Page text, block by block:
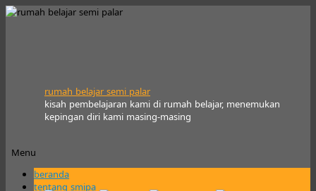
rumah belajar semi palar
kisah pembelajaran kami di rumah belajar, menemukan
kepingan diri kami masing-masing
Menu
beranda
tentang smipa